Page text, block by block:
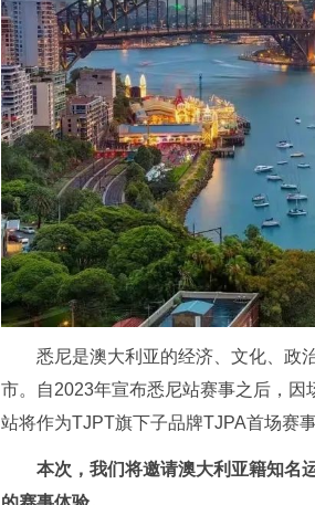
悉尼是澳大利亚的经济、文化、政
市。自2023年宣布悉尼站赛事之后，
站将作为TJPT旗下子品牌TJPA首场赛
本次，我们将邀请澳大利亚籍知名